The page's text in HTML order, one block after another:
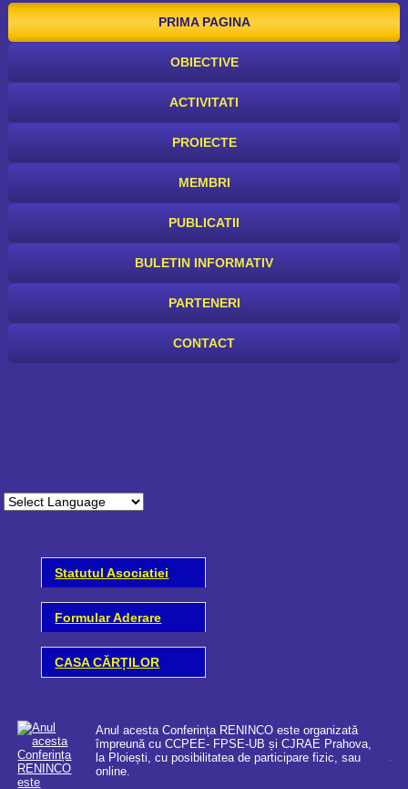
PRIMA PAGINA
OBIECTIVE
ACTIVITATI
PROIECTE
MEMBRI
PUBLICATII
BULETIN INFORMATIV
PARTENERI
CONTACT
Statutul Asociatiei
Formular Aderare
CASA CĂRȚILOR
Anul acesta Conferința RENINCO este organizată
împreună cu CCPEE- FPSE-UB și CJRAE Prahova,
la Ploiești, cu posibilitatea de participare fizic, sau
online.